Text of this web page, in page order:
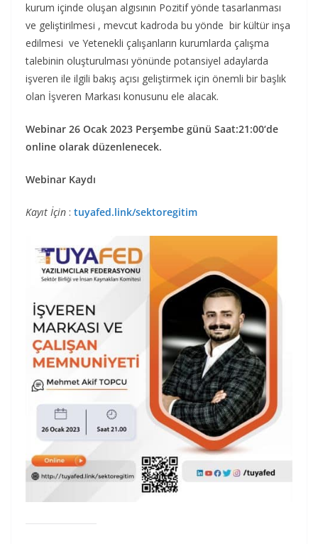
kurum içinde oluşan algısının Pozitif yönde tasarlanması
ve geliştirilmesi , mevcut kadroda bu yönde bir kültür inşa
edilmesi ve Yetenekli çalışanların kurumlarda çalışma
talebinin oluşturulması yönünde potansiyel adaylarda
işveren ile ilgili bakış açısı geliştirmek için önemli bir başlık
olan İşveren Markası konusunu ele alacak.
Webinar 26 Ocak 2023 Perşembe günü Saat:21:00‘de
online olarak düzenlenecek.
Webinar Kaydı
Kayıt İçin : tuyafed.link/sektoregitim